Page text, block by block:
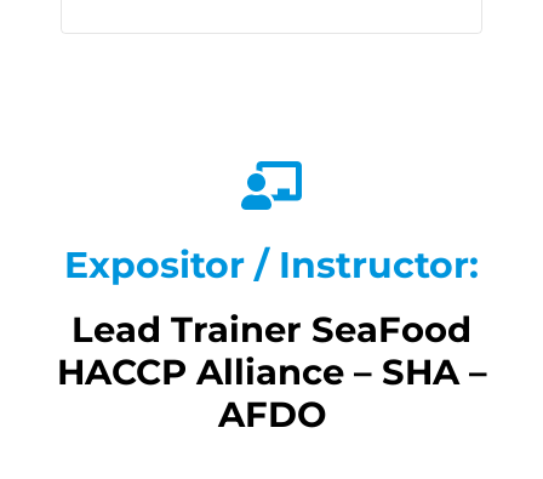
Expositor / Instructor:
Lead Trainer SeaFood
HACCP Alliance – SHA –
AFDO